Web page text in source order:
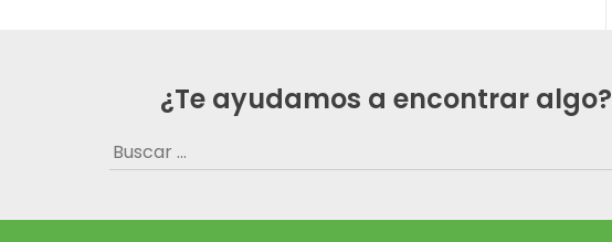
¿Te ayudamos a encontrar algo?
Buscar: